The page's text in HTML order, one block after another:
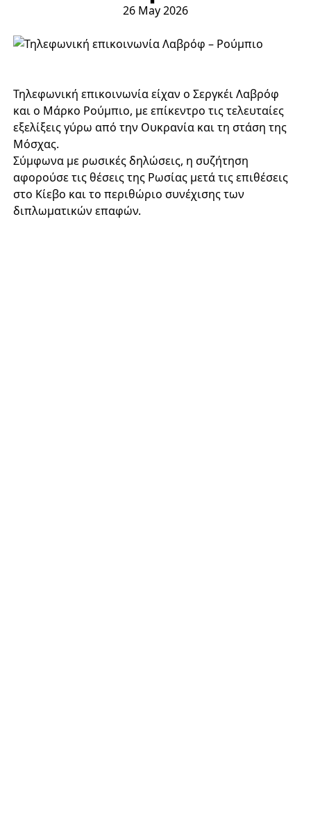
26 May 2026
Τηλεφωνική επικοινωνία είχαν ο Σεργκέι Λαβρόφ
και ο Μάρκο Ρούμπιο, με επίκεντρο τις τελευταίες
εξελίξεις γύρω από την Ουκρανία και τη στάση της
Μόσχας.
Σύμφωνα με ρωσικές δηλώσεις, η συζήτηση
αφορούσε τις θέσεις της Ρωσίας μετά τις επιθέσεις
στο Κίεβο και το περιθώριο συνέχισης των
διπλωματικών επαφών.